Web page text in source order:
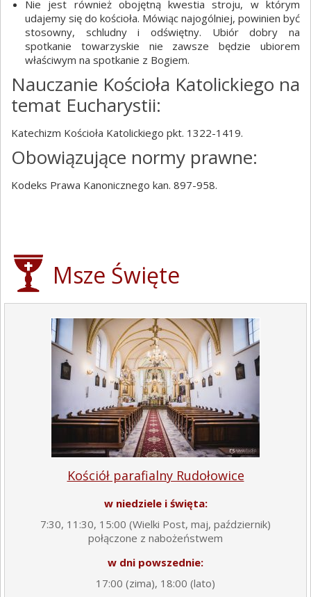
Nie jest również obojętną kwestia stroju, w którym
udajemy się do kościoła. Mówiąc najogólniej, powinien być
stosowny, schludny i odświętny. Ubiór dobry na
spotkanie towarzyskie nie zawsze będzie ubiorem
właściwym na spotkanie z Bogiem.
Nauczanie Kościoła Katolickiego na
temat Eucharystii:
Katechizm Kościoła Katolickiego pkt. 1322-1419.
Obowiązujące normy prawne:
Kodeks Prawa Kanonicznego kan. 897-958.
Msze Święte
Kościół parafialny Rudołowice
w niedziele i święta:
7:30, 11:30, 15:00 (Wielki Post, maj, październik)
połączone z nabożeństwem
w dni powszednie:
17:00 (zima), 18:00 (lato)